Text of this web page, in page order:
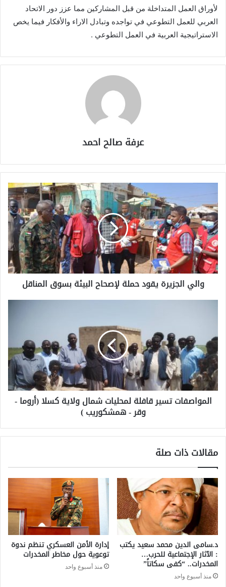
لأوراق العمل المتداخلة من قبل المشاركين مما عزز دور الاتحاد
العربي للعمل التطوعي في تواجده وتبادل الاراء والأفكار فيما يخص
الاستراتيجية العربية في العمل التطوعي .
عرفة صالح احمد
والي الجزيرة يقود حملة لإصحاح البيئة بسوق المناقل
المواصفات تسير قافلة لمحليات شمال ولاية كسلا (أروما -
وقر - همشكوريب )
مقالات ذات صلة
د.سامى الدين محمد سعيد يكتب
: الآثار الإجتماعية للحرب…
المخدرات.. “كفى سكاتاً”
منذ أسبوع واحد
إدارة الأمن العسكري تنظم ندوة
توعوية حول مخاطر المخدرات
منذ أسبوع واحد